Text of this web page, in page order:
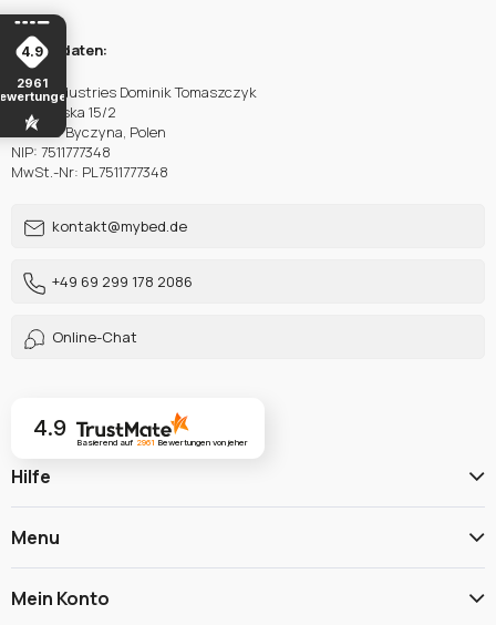
Firmendaten:
Delta Industries Dominik Tomaszczyk
Poznańska 15/2
46-220 Byczyna, Polen
NIP: 7511777348
MwSt.-Nr: PL7511777348
kontakt@mybed.de
+49 69 299 178 2086
Online-Chat
4.9
Basierend auf 2961 Bewertungen von jeher
4.9
2961
Hilfe
Menu
Mein Konto